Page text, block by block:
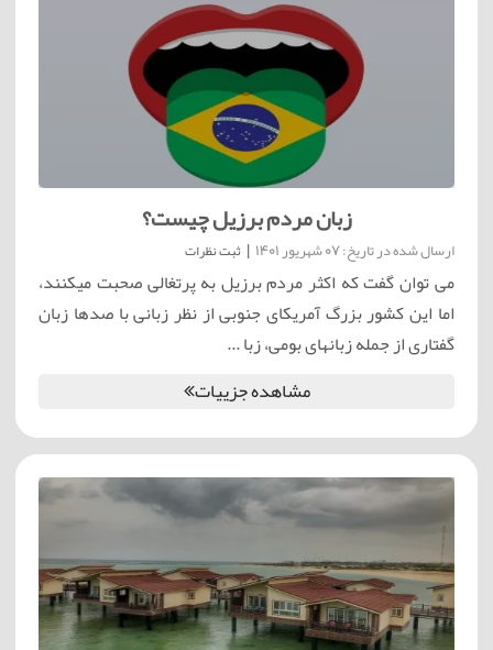
زبان مردم برزیل چیست؟
ارسال شده در تاریخ: 07 شهریور 1401 | ثبت نظرات
می توان گفت که اکثر مردم برزیل به پرتغالی صحبت میکنند،
اما این کشور بزرگ آمریکای جنوبی از نظر زبانی با صدها زبان
گفتاری از جمله زبانهای بومی، زبا ...
مشاهده جزییات